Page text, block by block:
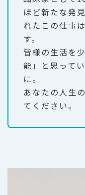
ほど新たな発
れたこの仕事
す。
皆様の生活を
能」と思って
に。
あなたの人生
てください。